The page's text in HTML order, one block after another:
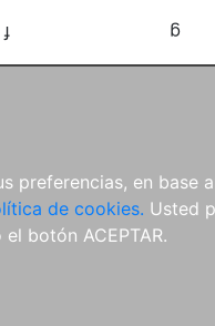
preferencias, en base
de cookies. Usted
botón ACEPTAR.
f g